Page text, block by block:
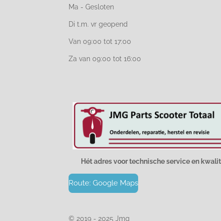
Ma - Gesloten
Di t.m. vr geopend
Van 09:00 tot 17:00
Za van 09:00 tot 16:00
Hét adres voor technische service en
Route: Google Maps
© 2019 - 2025 Jmg